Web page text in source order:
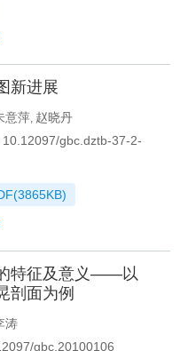
新进展
意萍, 赵晓丹
10.12097/gbc.dztb-37-2-
3865KB)
特征及意义——以
剖面为例
涛
gbc.20100106